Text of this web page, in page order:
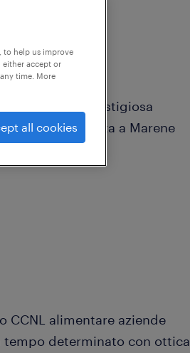
ricerca per prestigiosa
alimentare sita a Marene
CCNL alimentare aziende
determinato con ottica
to help us improve
either accept or
time. More
all cookies